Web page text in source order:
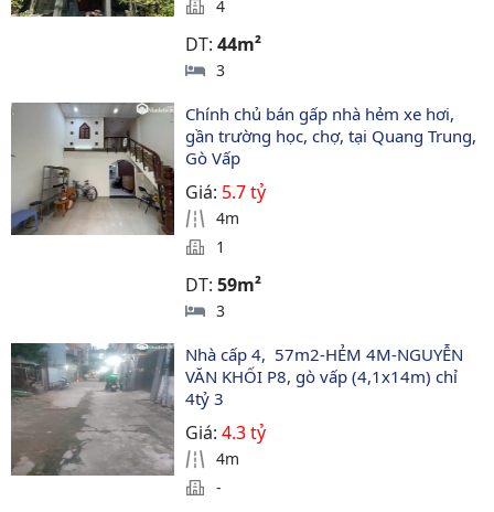
4
DT:44m²
3
Chính chủ bán gấp nhà hẻm xe hơi,
gần trường học, chợ, tại Quang Trung,
Gò Vấp
Giá: 5.7 tỷ
4m
1
DT:59m²
3
Nhà cấp 4,  57m2-HẺM 4M-NGUYỄN
VĂN KHỐI P8, gò vấp (4,1x14m) chỉ
4tỷ 3
Giá:4.3 tỷ
4m
-